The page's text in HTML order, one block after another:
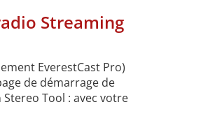
Streaming
EverestCast Pro)
de démarrage de
Tool : avec votre